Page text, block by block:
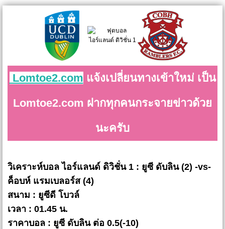
Lomtoe2.com แจ้งเปลี่ยนทางเข้าใหม่ เป็น
Lomtoe2.com ฝากทุกคนกระจายข่าวด้วย
นะครับ
วิเคราะห์บอล ไอร์แลนด์ ดิวิชั่น 1 : ยูซี ดับลิน (2) -vs-
ค็อบห์ แรมเบลอร์ส (4)
สนาม : ยูซีดี โบวล์
เวลา : 01.45 น.
ราคาบอล : ยูซี ดับลิน ต่อ 0.5(-10)